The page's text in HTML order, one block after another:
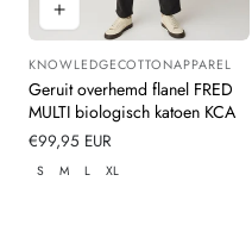
Leverancier:
KNOWLEDGECOTTONAPPAREL
Geruit overhemd flanel FRED
MULTI biologisch katoen KCA
Normale
prijs
€99,95 EUR
S M L XL